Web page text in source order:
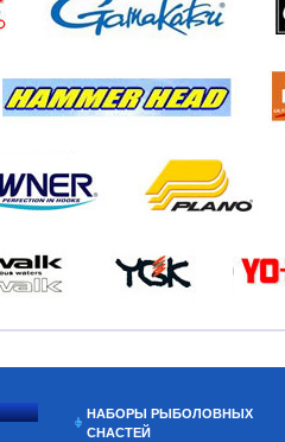
НАБОРЫ РЫБОЛОВНЫХ
СНАСТЕЙ